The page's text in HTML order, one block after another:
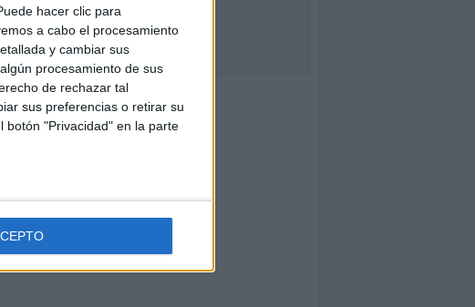
hacer clic para
a cabo el procesamiento
y cambiar sus
procesamiento de sus
de rechazar tal
sus preferencias o retirar su
botón "Privacidad" en la parte